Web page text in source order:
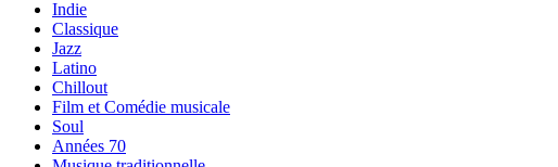
Indie
Classique
Jazz
Latino
Chillout
Film et Comédie musicale
Soul
Années 70